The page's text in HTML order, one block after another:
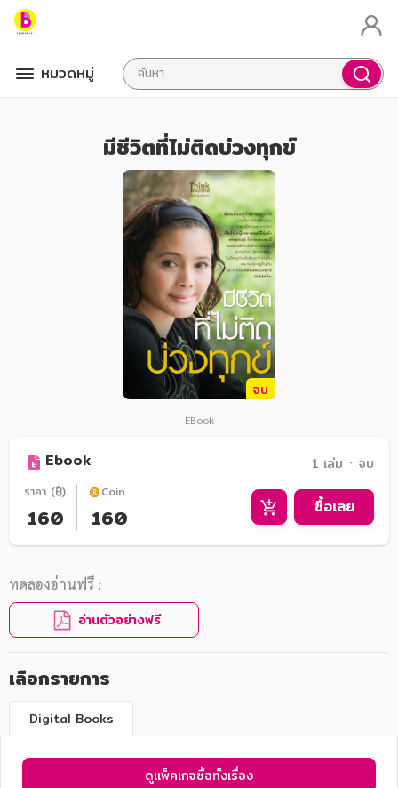
หมวดหมู่
มีชีวิตที่ไม่ติดบ่วงทุกข์
จบ
EBook
Ebook 1 เล่ม ᛫ จบ
ราคา (฿)
160
Coin
160 ซื้อเลย
ทดลองอ่านฟรี :
อ่านตัวอย่างฟรี
เลือกรายการ
Digital Books
ดูแพ็คเกจซื้อทั้งเรื่อง